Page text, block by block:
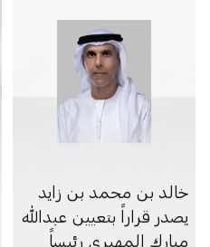
خالد بن محمد بن زايد
يصدر قراراً بتعيين عبدالله
مبارك المهيري رئيساً